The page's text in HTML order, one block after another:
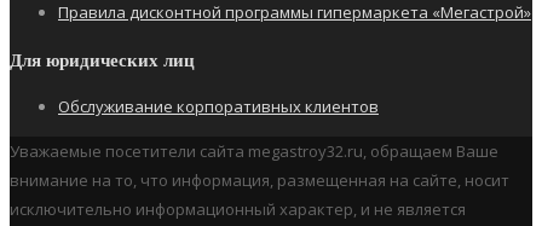
Правила дисконтной программы гипермаркета «Мегастрой»
Для юридических лиц
Обслуживание корпоративных клиентов
Уважаемые посетители сайта megastroy32.ru, обращаем Ваше
внимание на то, что информация, размещенная на сайте, носит
исключительно информационный характер, и не является